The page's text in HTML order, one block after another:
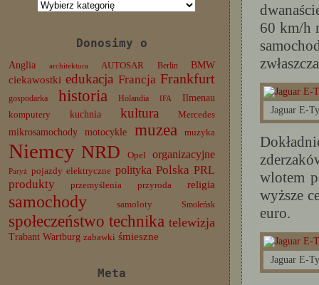
Kategorie
Donosimy o
Anglia architektura AUTOSAR Berlin BMW
ciekawostki edukacja Francja Frankfurt
gospodarka historia Holandia IFA
Ilmenau
komputery
kuchnia kultura Mercedes
mikrosamochody motocykle muzea muzyka
Niemcy NRD Opel organizacyjne
Paryż pojazdy elektryczne polityka Polska PRL
produkty
przemyślenia przyroda religia
samochody samoloty Smoleńsk
społeczeństwo technika telewizja
Trabant Wartburg zabawki śmieszne
Meta
60 km/h
Jaguar E-
wlotem
wyższe
euro.
Jaguar E-